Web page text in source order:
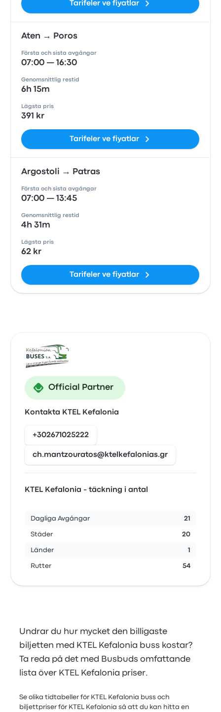
Tarifeler ve fiyatlar
Aten → Poros
Första och sista avgångar
07:00 — 16:30
Genomsnittlig restid
6h 15m
Lägsta pris
391 kr
Tarifeler ve fiyatlar
Argostoli → Patras
Första och sista avgångar
07:00 — 13:45
Genomsnittlig restid
4h 31m
Lägsta pris
62 kr
Tarifeler ve fiyatlar
Official Partner
Kontakta KTEL Kefalonia
+302671025222
ch.mantzouratos@ktelkefalonias.gr
KTEL Kefalonia - täckning i antal
Dagliga Avgångar 21
Städer 20
Länder 1
Rutter 54
Undrar du hur mycket den billigaste
biljetten med KTEL Kefalonia buss kostar?
Ta reda på det med Busbuds omfattande
lista över KTEL Kefalonia priser.
Se olika tidtabeller för KTEL Kefalonia buss och
biljettpriser för KTEL Kefalonia så att du kan hitta en